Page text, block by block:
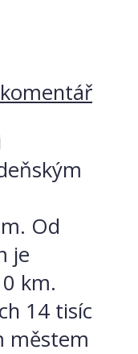
Od
je
km.
14 tisíc
městem